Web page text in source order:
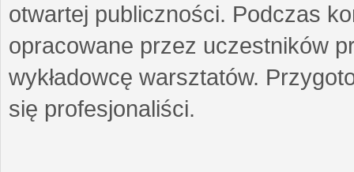
otwartej publiczności. Podczas
opracowane przez uczestników
wykładowcę warsztatów.
się profesjonaliści.